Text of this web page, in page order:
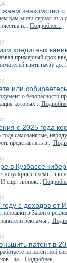
знакомство
вам мини-сериал из
и... Подробнее...
кредитных
примерный срок
взять паузу
или
о безопасности
которых...
с 2025 года
года самозанятые,
представлять в...
в Кузбассе
популярные схемы:
И еще: звонок...
с доходов от
в Закон о
рекламы...
патент в
на патентной
- за... Подробнее...